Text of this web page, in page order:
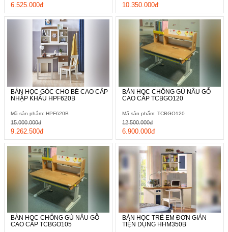
6.525.000đ 10.350.000đ
BÀN HỌC GÓC CHO BÉ CAO CẤP
NHẬP KHẨU HPF620B
Mã sản phẩm: HPF620B
9.262.500đ
15.000.000đ
BÀN HỌC CHỐNG GÙ NÂU GỖ
CAO CẤP TCBGO120
Mã sản phẩm: TCBGO120
6.900.000đ
12.500.000đ
BÀN HỌC CHỐNG GÙ NÂU GỖ
CAO CẤP TCBGO105
BÀN HỌC TRẺ EM ĐƠN GIẢN
TIỆN DỤNG HHM350B